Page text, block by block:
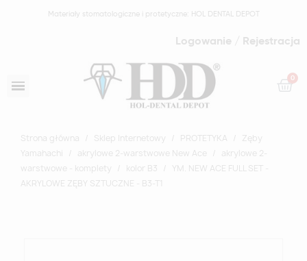
Materiały stomatologiczne i protetyczne: HOL DENTAL DEPOT
Logowanie / Rejestracja
Strona główna Sklep Internetowy PROTETYKA
Zęby
Yamahachi
akrylowe 2-warstwowe New Ace
akrylowe 2-
warstwowe - komplety
kolor B3
YM. NEW ACE FULL SET -
AKRYLOWE ZĘBY SZTUCZNE - B3-T1